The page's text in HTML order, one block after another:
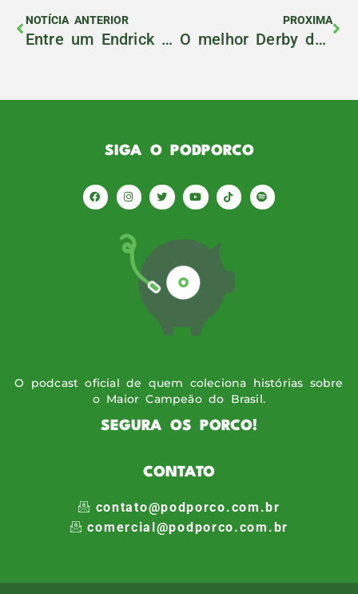
NOTÍCIA ANTERIOR
Entre um Endrick Felipe e um Giovani Henrique, quem ganha é o Palmeiras
PROXIMA
O melhor Derby da minha vida não valia nada
SIGA O PODPORCO
O podcast oficial de quem coleciona histórias sobre
o Maior Campeão do Brasil.
SEGURA OS PORCO!
CONTATO
contato@podporco.com.br
comercial@podporco.com.br